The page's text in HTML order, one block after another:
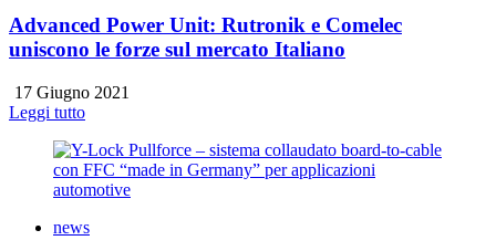
Advanced Power Unit: Rutronik e Comelec
uniscono le forze sul mercato Italiano
17 Giugno 2021
Leggi tutto
news